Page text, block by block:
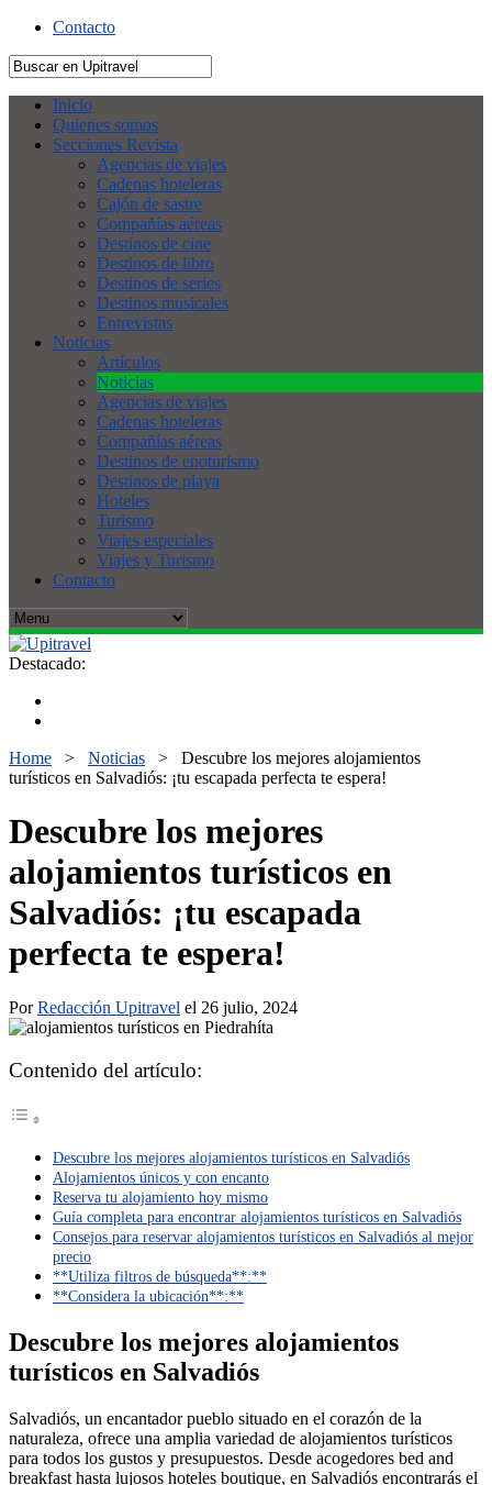
Contacto
Inicio
Quienes somos
Secciones Revista
Agencias de viajes
Cadenas hoteleras
Cajón de sastre
Compañías aéreas
Destinos de cine
Destinos de libro
Destinos de series
Destinos musicales
Entrevistas
Noticias
Artículos
Noticias
Agencias de viajes
Cadenas hoteleras
Compañías aéreas
Destinos de enoturismo
Destinos de playa
Hoteles
Turismo
Viajes especiales
Viajes y Turismo
Contacto
Destacado:
Home > Noticias > Descubre los mejores alojamientos
turísticos en Salvadiós: ¡tu escapada perfecta te espera!
Descubre los mejores
alojamientos turísticos en
Salvadiós: ¡tu escapada
perfecta te espera!
PorRedacción Upitravel el 26 julio, 2024
Contenido del artículo:
Descubre los mejores alojamientos turísticos en Salvadiós
Alojamientos únicos y con encanto
Reserva tu alojamiento hoy mismo
Guía completa para encontrar alojamientos turísticos en Salvadiós
Consejos para reservar alojamientos turísticos en Salvadiós al mejor
precio
**Utiliza filtros de búsqueda**:**
**Considera la ubicación**:**
Descubre los mejores alojamientos
turísticos en Salvadiós
Salvadiós, un encantador pueblo situado en el corazón de la
naturaleza, ofrece una amplia variedad de alojamientos turísticos
para todos los gustos y presupuestos. Desde acogedores bed and
breakfast hasta lujosos hoteles boutique, en Salvadiós encontrarás el